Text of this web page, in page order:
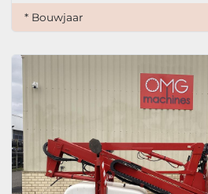
* Bouwjaar